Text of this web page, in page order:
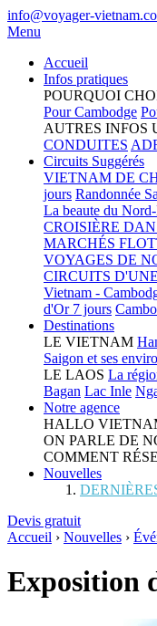
info@voyager-
Menu
Accueil
Infos pratiques
POURQUOI
Pour Cambodge
AUTRES INFOS
CONDUITES
Circuits Suggérés
VIETNAM DE
jours Randonnée
La beaute du
CROISIÈRE
MARCHÉS
VOYAGES DE
CIRCUITS
Vietnam -
d'Or 7 jours
Destinations
LE VIETNAM
Saigon et ses
LE LAOS La
Bagan Lac Inle
Notre agence
HALLO
ON PARLE DE
COMMENT
Nouvelles
Devis gratuit
Accueil › Nouvelles ›
Exposition